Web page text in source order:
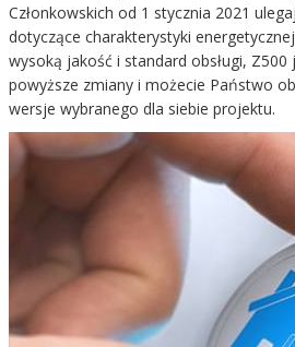
Członkowskich od 1 stycznia 2021
dotyczące charakterystyki
wysoką jakość i standard obsługi,
powyższe zmiany i możecie Państwo
wersje wybranego dla siebie projektu.